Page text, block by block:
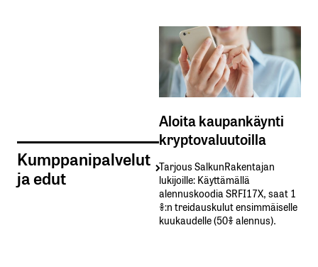
Kumppanipalvelut
ja edut
Aloita kaupankäynti
kryptovaluutoilla
Tarjous SalkunRakentajan
lukijoille: Käyttämällä​ ​
alennuskoodia​ ​SRFI17X,​ ​saat​ ​1
%:n treidauskulut​ ​ensimmäiselle​ ​
kuukaudelle​ ​(50%​ ​alennus).